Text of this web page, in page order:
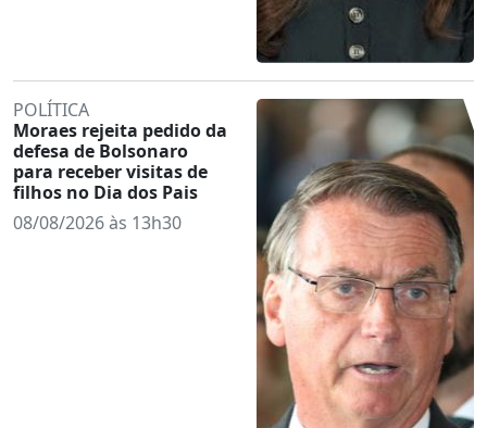
POLÍTICA
Moraes rejeita pedido da
defesa de Bolsonaro
para receber visitas de
filhos no Dia dos Pais
08/08/2026 às 13h30